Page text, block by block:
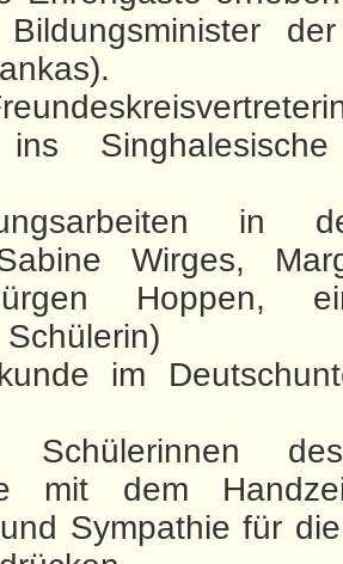
ins
in
Wirges,
Hoppen,
im
Schülerinnen
mit dem
Sympathie für